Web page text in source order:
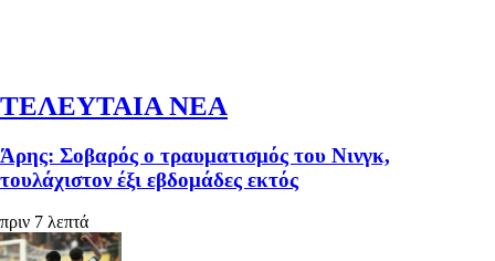
ΤΕΛΕΥΤΑΙΑ ΝΕΑ
Άρης: Σοβαρός ο τραυματισμός του Νινγκ,
τουλάχιστον έξι εβδομάδες εκτός
πριν 7 λεπτά